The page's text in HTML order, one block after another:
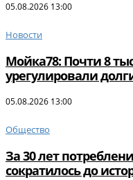
05.08.2026 13:00
Новости
Мойка78: Почти 8
урегулировали
05.08.2026 13:00
Общество
За 30 лет
сократилось до